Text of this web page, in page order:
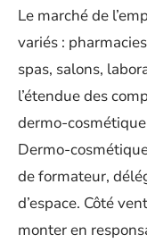
Le marché de
variés :
spas, salons,
l’étendue des
dermo-cosmétique
Dermo-
de formateur,
d’espace. Côté
monter en